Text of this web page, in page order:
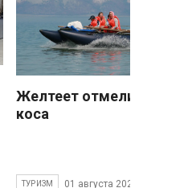
Желтеет отмели
коса
ТУРИЗМ 01 августа 2026